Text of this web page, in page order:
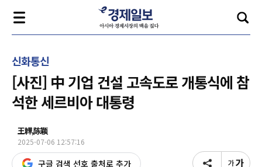
신화통신
[사진] 中 기업 건설 고속도로 개통식에 참
석한 세르비아 대통령
王韡,陈颖
2025-07-06 12:57:16
구글 검색 선호 출처로 추가